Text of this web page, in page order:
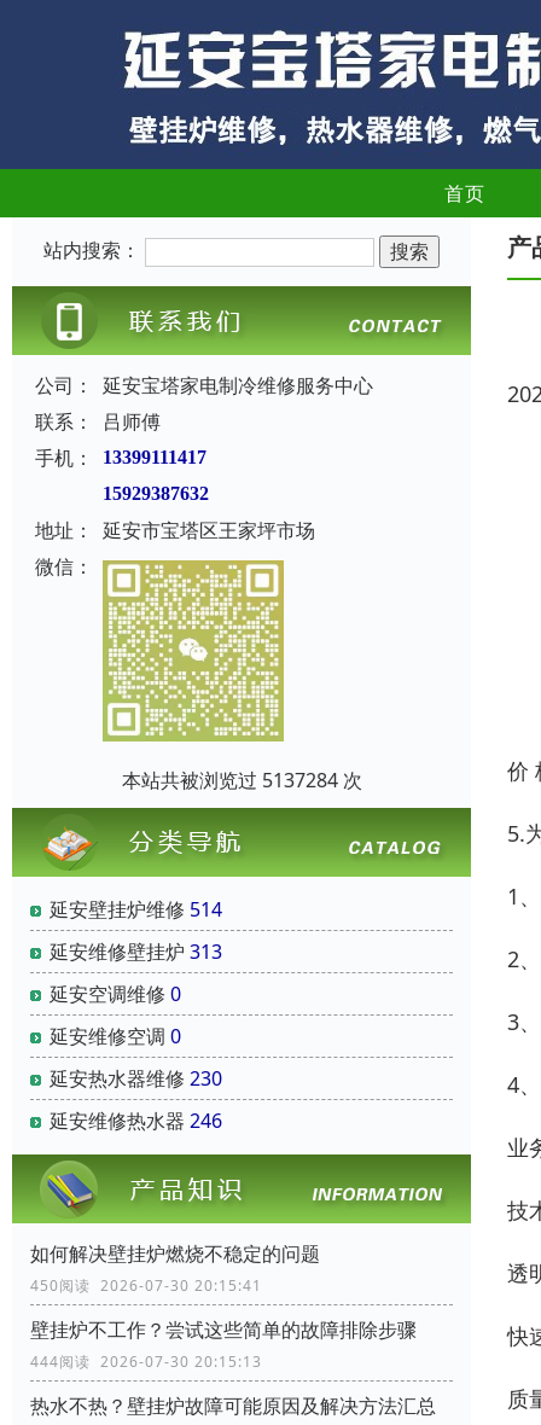
首页
站内搜索：
公司：
延安宝塔家电制冷维修服务中心
联系：
吕师傅
手机：
13399111417
15929387632
地址：
延安市宝塔区王家坪市场
微信：
本站共被浏览过 5137284 次
延安壁挂炉维修 514
延安维修壁挂炉 313
延安空调维修 0
延安维修空调 0
延安热水器维修 230
延安维修热水器 246
如何解决壁挂炉燃烧不稳定的问题
450阅读 2026-07-30 20:15:41
壁挂炉不工作？尝试这些简单的故障排除步骤
444阅读 2026-07-30 20:15:13
热水不热？壁挂炉故障可能原因及解决方法汇总
产
价
5.
1
2
3
4
业
技
透
快
质